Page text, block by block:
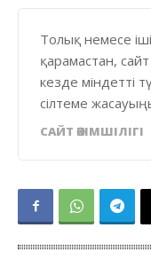
Толық немесе
қарамастан,
кезде міндетті
сілтеме
САЙТ ӘКІМШІЛІГІ